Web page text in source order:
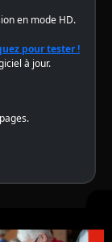
en mode HD.
pour tester !
à jour.
pages.